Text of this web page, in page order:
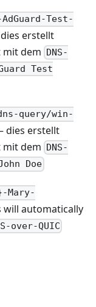
Test-
erstellt
mit dem DNS-
Test
query/win-
dies erstellt
mit dem DNS-
Doe
Mary-
automatically
over-QUIC